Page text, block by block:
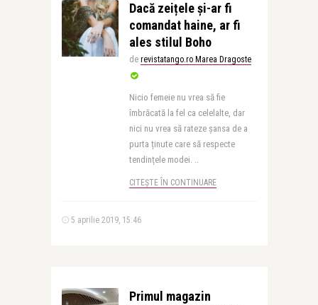
Dacă zeițele și-ar fi
comandat haine, ar fi
ales stilul Boho
de revistatango.ro Marea Dragoste
Nicio femeie nu vrea să fie
îmbrăcată la fel ca celelalte, dar
nici nu vrea să rateze șansa de a
purta ținute care să respecte
tendințele modei. ..
CITEȘTE ÎN CONTINUARE
5 aprilie 2019, 15:46
Primul magazin